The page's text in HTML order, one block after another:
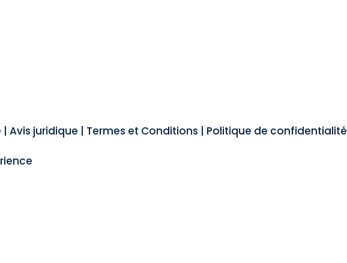
| Avis juridique | Termes et Conditions | Politique de confidentialité